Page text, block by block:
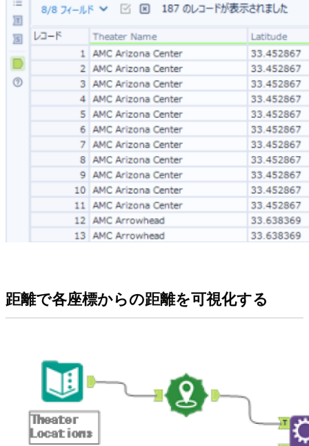
距離で各座標からの距離を可視化する